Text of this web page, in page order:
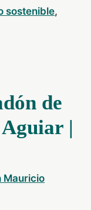
sostenible,
de
|
Mauricio